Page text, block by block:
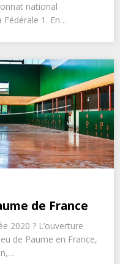
national
1. En…
de France
2020 ? L’ouverture
de Paume en France,